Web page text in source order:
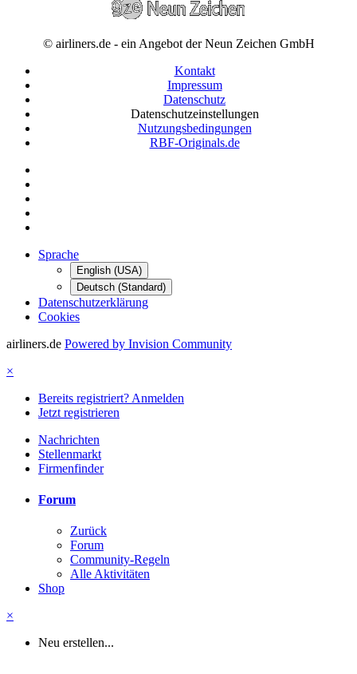
© airliners.de - ein Angebot der Neun Zeichen GmbH
Kontakt
Impressum
Datenschutz
Datenschutzeinstellungen
Nutzungsbedingungen
RBF-Originals.de
Sprache
English (USA)
Deutsch (Standard)
Datenschutzerklärung
Cookies
airliners.de Powered by Invision Community
×
Bereits registriert? Anmelden
Jetzt registrieren
Nachrichten
Stellenmarkt
Firmenfinder
Forum
Zurück
Forum
Community-Regeln
Alle Aktivitäten
Shop
×
Neu erstellen...